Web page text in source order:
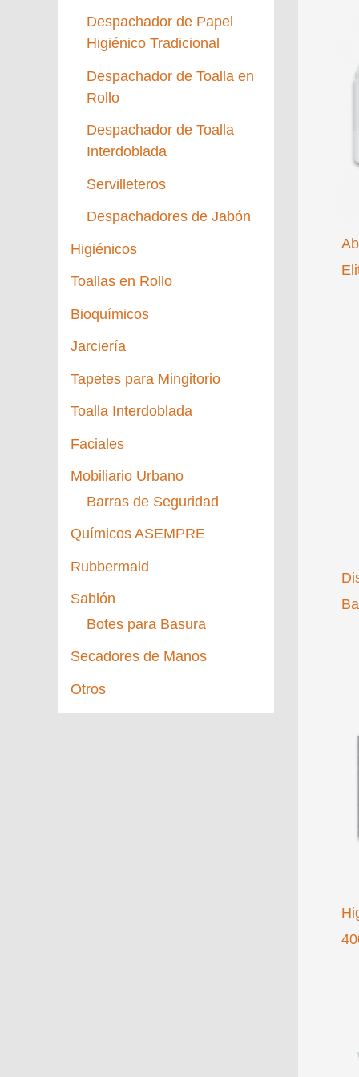
Despachador de Papel
Higiénico Tradicional
Despachador de Toalla en
Rollo
Despachador de Toalla
Interdoblada
Servilleteros
Despachadores de Jabón
Higiénicos
Toallas en Rollo
Bioquímicos
Jarciería
Tapetes para Mingitorio
Toalla Interdoblada
Faciales
Mobiliario Urbano
Barras de Seguridad
Químicos ASEMPRE
Rubbermaid
Sablón
Botes para Basura
Secadores de Manos
Otros